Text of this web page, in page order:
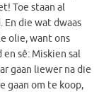
Toe staan al
En die wat dwaas
olie, want ons
sê: Miskien sal
gaan liewer na die
gaan om te koop,